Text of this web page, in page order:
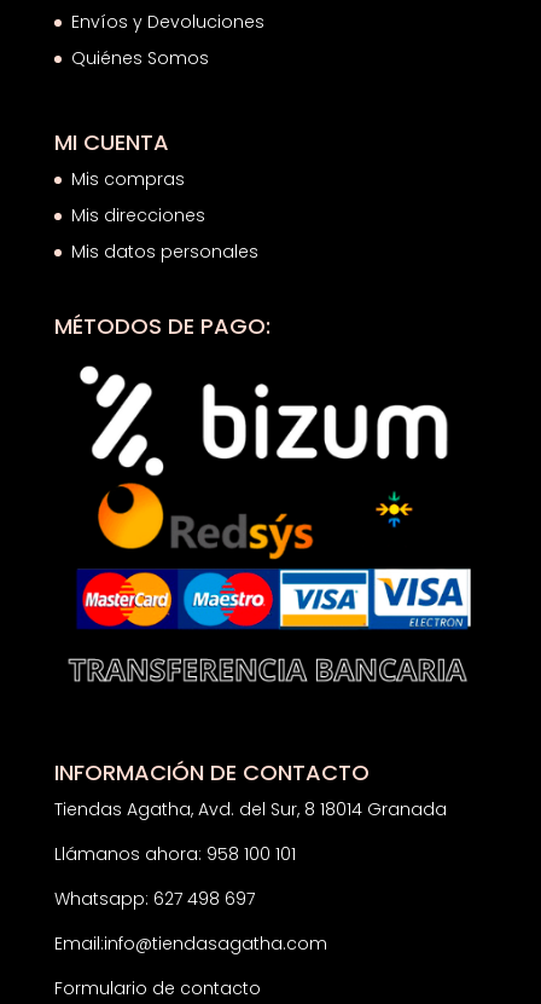
Envíos y Devoluciones
Quiénes Somos
MI CUENTA
Mis compras
Mis direcciones
Mis datos personales
MÉTODOS DE PAGO:
INFORMACIÓN DE CONTACTO
Tiendas Agatha, Avd. del Sur, 8 18014 Granada
Llámanos ahora: 958 100 101
Whatsapp: 627 498 697
Email:info@tiendasagatha.com
Formulario de contacto